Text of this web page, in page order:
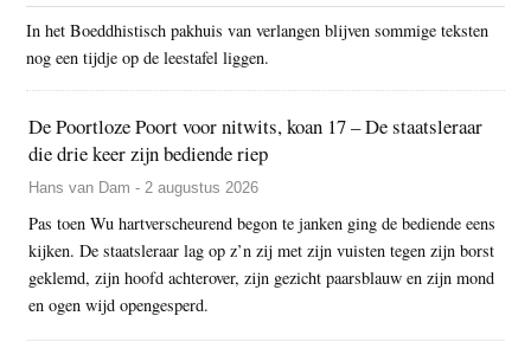
In het Boeddhistisch pakhuis van verlangen blijven sommige teksten
nog een tijdje op de leestafel liggen.
De Poortloze Poort voor nitwits, koan 17 – De staatsleraar
die drie keer zijn bediende riep
Hans van Dam - 2 augustus 2026
Pas toen Wu hartverscheurend begon te janken ging de bediende eens
kijken. De staatsleraar lag op z’n zij met zijn vuisten tegen zijn borst
geklemd, zijn hoofd achterover, zijn gezicht paarsblauw en zijn mond
en ogen wijd opengesperd.